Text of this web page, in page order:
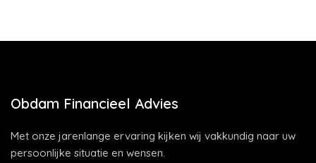
Obdam Financieel Advies
Met onze jarenlange ervaring kijken wij vakkundig naar uw
persoonlijke situatie en wensen.